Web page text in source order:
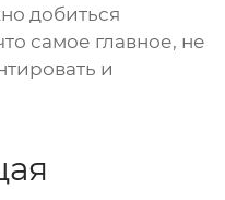
добиться
самое главное, не
и